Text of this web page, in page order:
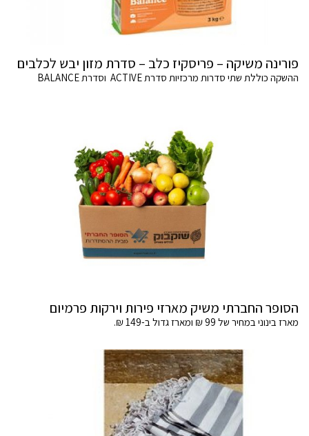
פורינה משיקה – פריסקיז כלב – סדרת מזון יבש לכלבים
ההשקה כוללת שתי סדרות מרכזיות סדרת ACTIVE וסדרת BALANCE
הסופר החברתי משיק מארזי פירות וירקות פרמיום
מארז בינוני במחיר של 99 ₪ ומארז גדול ב-149 ₪.